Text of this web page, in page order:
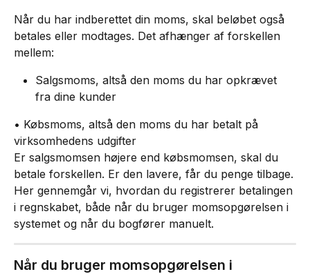
Når du har indberettet din moms, skal beløbet også
betales eller modtages. Det afhænger af forskellen
mellem:
Salgsmoms, altså den moms du har opkrævet
fra dine kunder
• Købsmoms, altså den moms du har betalt på
virksomhedens udgifter
Er salgsmomsen højere end købsmomsen, skal du
betale forskellen. Er den lavere, får du penge tilbage.
Her gennemgår vi, hvordan du registrerer betalingen
i regnskabet, både når du bruger momsopgørelsen i
systemet og når du bogfører manuelt.
Når du bruger momsopgørelsen i